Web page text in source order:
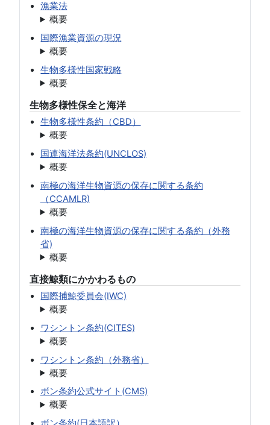
漁業法
概要
国際漁業資源の現況
概要
生物多様性国家戦略
概要
生物多様性保全と海洋
生物多様性条約（CBD）
概要
国連海洋法条約(UNCLOS)
概要
南極の海洋生物資源の保存に関する条約
（CCAMLR)
概要
南極の海洋生物資源の保存に関する条約（外務
省)
概要
直接鯨類にかかわるもの
国際捕鯨委員会(IWC)
概要
ワシントン条約(CITES)
概要
ワシントン条約（外務省）
概要
ボン条約公式サイト(CMS)
概要